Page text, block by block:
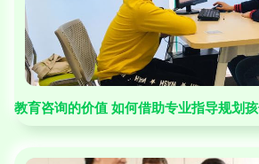
教育咨询的价值 如何借助专业指导规划